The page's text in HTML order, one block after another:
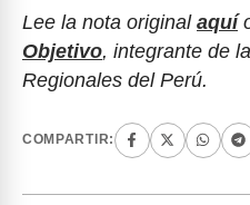
Lee la nota original aquí
Objetivo, integrante de
Regionales del Perú.
COMPARTIR: